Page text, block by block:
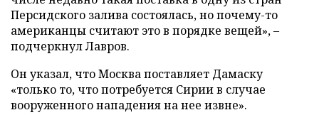
Персидского залива состоялась, но почему-то
американцы считают это в порядке вещей», –
подчеркнул Лавров.
Он указал, что Москва поставляет Дамаску
«только то, что потребуется Сирии в случае
вооруженного нападения на нее извне».